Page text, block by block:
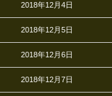
2018年12月4日
2018年12月5日
2018年12月6日
2018年12月7日